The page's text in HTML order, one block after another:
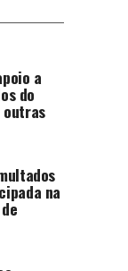
a
do
outras
na